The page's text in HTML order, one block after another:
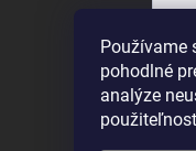
Používame
pohodlné
analýze